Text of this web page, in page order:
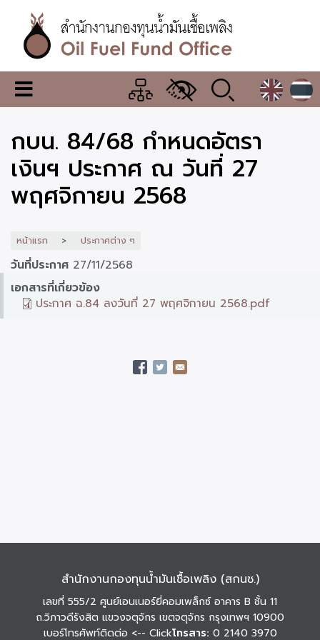
เนื้อหา
หลักสำนักงาน
กองทุน
น้ำมัน
เชื้อ
เพลิง
เมนู
เปลี่ยน
แสดง
ผล
กบน. 84/68 กำหนดอัตรา
เงินฯ ประกาศ ณ วันที่ 27
พฤศจิกายน 2568
หน้าแรก ประกาศต่าง ๆ
วันที่ประกาศ 27/11/2568
เอกสารที่เกี่ยวข้อง
ประกาศ ฉ.84 ลงวันที่ 27 พฤศจิกายน 2568.pdf
สำนักงานกองทุนน้ำมันเชื้อเพลิง (สกนช.)
เลขที่ 555/2 ศูนย์เอนเนอร์ยี่คอมเพล็กซ์ อาคาร B ชั้น 11
ถ.วิภาวดีรังสิต แขวงจตุจักร เขตจตุจักร กรุงเทพฯ 10900
เบอร์โทรศัพท์ติดต่อ <-- Clickโทรสาร: 0 2140 3970